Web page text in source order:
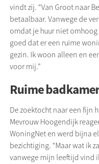
vindt zij. “Van Groot naar
betaalbaar. Vanwege de
omdat je huur niet
goed dat er een ruime
gezin. Ik woon alleen en
voor mij.”
Ruime
De zoektocht naar een fijn
Mevrouw Hoogendijk
WoningNet en werd bijna
bezichtiging. “Maar wat ik
vanwege mijn leeftijd vind